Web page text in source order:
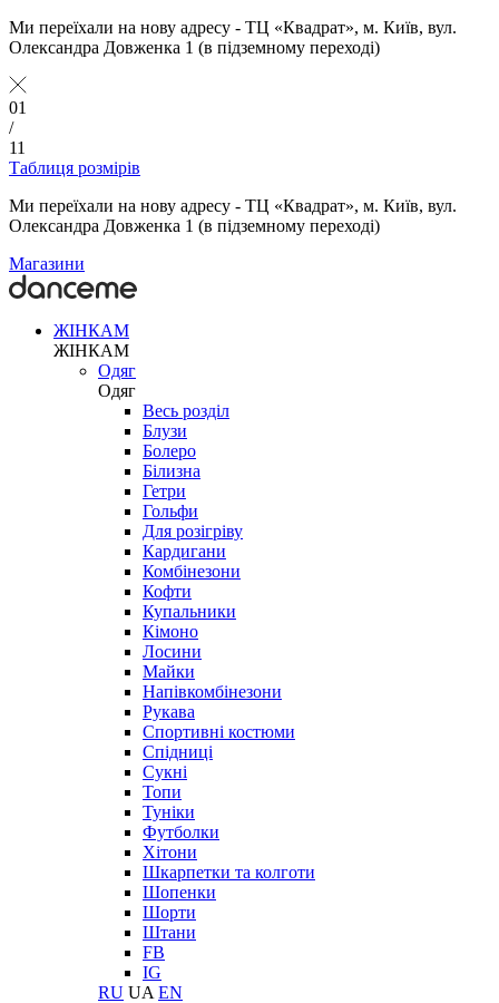
Ми переїхали на нову адресу - ТЦ «Квадрат», м. Київ, вул.
Олександра Довженка 1 (в підземному переході)
01
/
11
Таблиця розмірів
Ми переїхали на нову адресу - ТЦ «Квадрат», м. Київ, вул.
Олександра Довженка 1 (в підземному переході)
Магазини
ЖІНКАМ
ЖІНКАМ
Одяг
Одяг
Весь розділ
Блузи
Болеро
Білизна
Гетри
Гольфи
Для розігріву
Кардигани
Комбінезони
Кофти
Купальники
Кімоно
Лосини
Майки
Напівкомбінезони
Рукава
Спортивні костюми
Спідниці
Сукні
Топи
Туніки
Футболки
Хітони
Шкарпетки та колготи
Шопенки
Шорти
Штани
FB
IG
RU UA EN